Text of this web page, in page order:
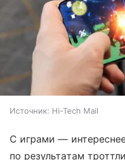
Источник: Hi-Tech Mail
С играми —
по результатам